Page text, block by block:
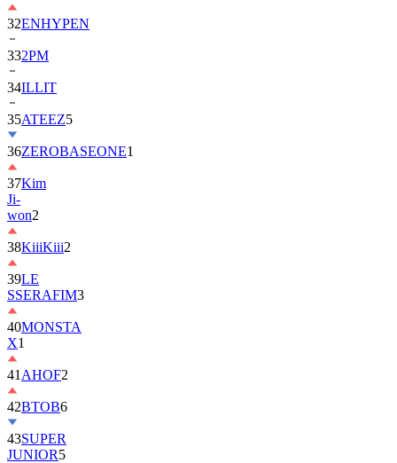
32ENHYPEN
332PM
34ILLIT
35ATEEZ5
36ZEROBASEONE1
37Kim
Ji-
won2
38KiiiKiii2
39LE
SSERAFIM3
40MONSTA
X1
41 AHOF2
42BTOB6
43SUPER
JUNIOR5